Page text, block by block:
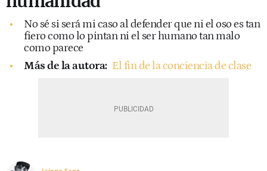
No sé si será mi caso al defender que ni el oso es tan
fiero como lo pintan ni el ser humano tan malo
como parece
Más de la autora: El fin de la conciencia de clase